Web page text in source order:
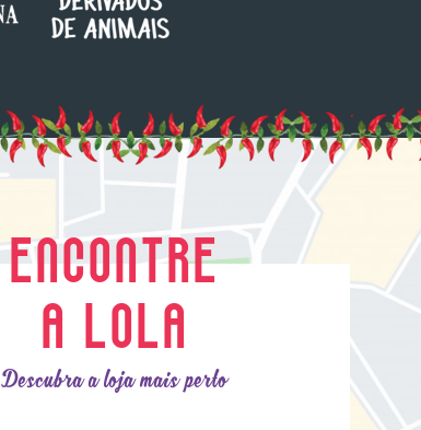
ENCONTRE
A LOLA
Descubra a loja mais perto